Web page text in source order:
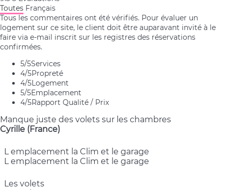
Toutes Français
Tous les commentaires ont été vérifiés. Pour évaluer un
logement sur ce site, le client doit être auparavant invité à le
faire via e-mail inscrit sur les registres des réservations
confirmées.
5/5Services
4/5Propreté
4/5Logement
5/5Emplacement
4/5Rapport Qualité / Prix
Manque juste des volets sur les chambres
Cyrille (France)
L emplacement la Clim et le garage
L emplacement la Clim et le garage
Les volets